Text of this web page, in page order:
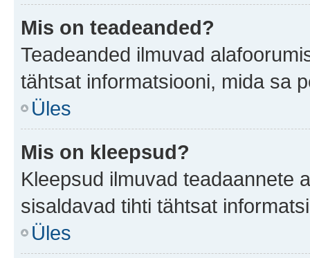
Mis on teadeanded?
Teadeanded ilmuvad
tähtsat informatsiooni, mida sa
Üles
Mis on kleepsud?
Kleepsud ilmuvad teadaannete
sisaldavad tihti tähtsat
Üles